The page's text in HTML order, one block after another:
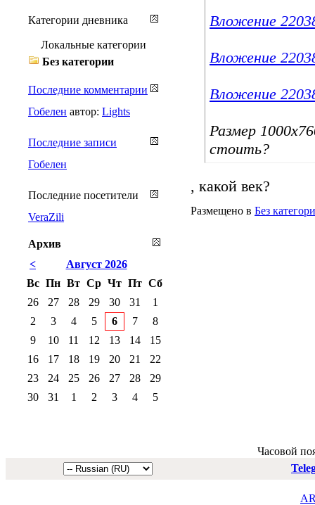
Вложение
Вложение
Вложение
Размер
стоить?
, какой век?
Размещено в Без
Категории дневника
Локальные категории
Без категории
Последние комментарии
Гобелен автор: Lights
Последние записи
Гобелен
Последние посетители
VeraZili
Архив
<
Август 2026
Вс Пн Вт Ср Чт Пт Сб
26
27 28 29 30 31
1
2
3 4 5 6 7
8
9
10 11 12 13 14
15
16
17 18 19 20 21
22
23
24 25 26 27 28
29
30
31 1 2 3 4 5
Часовой